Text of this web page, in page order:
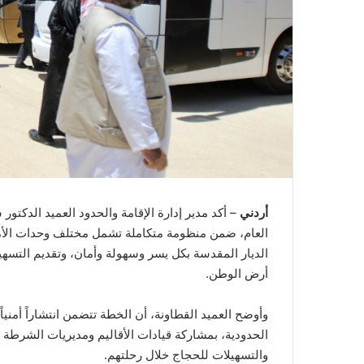
أردني – أكد مدير إدارة الإقامة والحدود العميد
العام، ضمن منظومة متكاملة تشمل مختلف وحدات
الديار المقدسة بكل يسر وسهولة وأمان، وتقديم
أرض الوطن.
وأوضح العميد القطاونة، أن الخطة تتضمن انتشاراً
الحدودية، بمشاركة قيادات الأقاليم ومديريات
والتسهيلات للحجاج خلال رحلتهم.